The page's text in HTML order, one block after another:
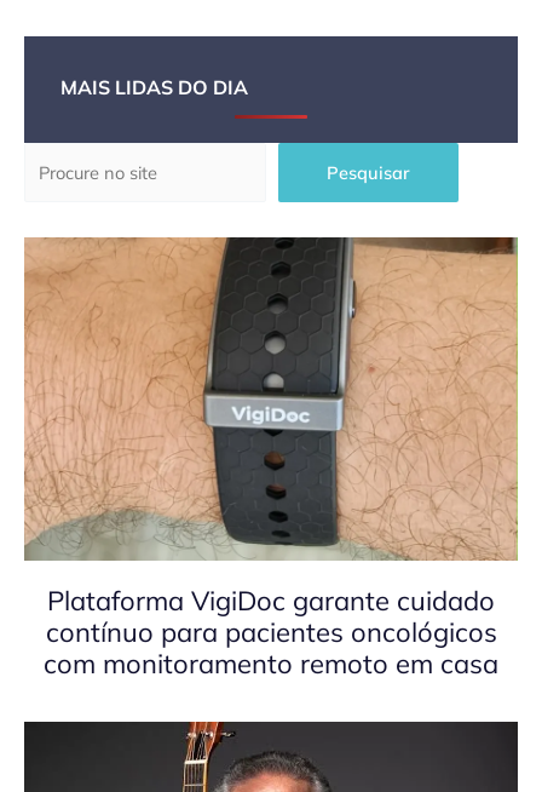
MAIS LIDAS DO DIA
Pesquisar
Plataforma VigiDoc garante cuidado
contínuo para pacientes oncológicos
com monitoramento remoto em casa